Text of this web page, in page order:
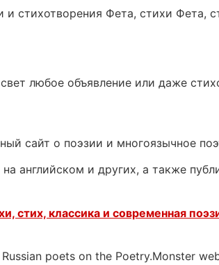
и стихотворения Фета, стихи Фета,
любое объявление или даже
сайт о поэзии и многоязычное
английском и других, а также
стих, классика и современная
poets on the Poetry.Monster